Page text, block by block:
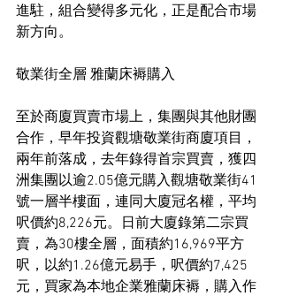
進駐，組合變得多元化，正是配合市場
新方向。
敬業街全層 雅蘭床褥購入
至於商廈買賣市場上，集團與其他財團
合作，早年投資觀塘敬業街商廈項目，
兩年前落成，去年錄得首宗買賣，獲四
洲集團以逾2.05億元購入觀塘敬業街41
號一層半樓面，連同大廈冠名權，平均
呎價約8,226元。日前大廈錄第二宗買
賣，為30樓全層，面積約16,969平方
呎，以約1.26億元易手，呎價約7,425
元，買家為本地企業雅蘭床褥，購入作